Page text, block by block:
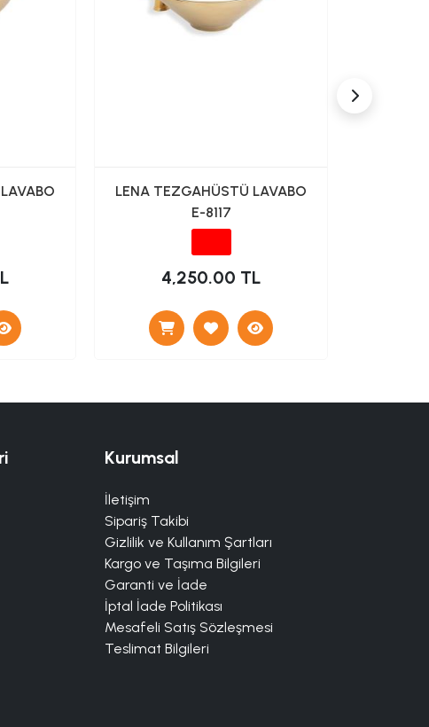
LENA TEZGAHÜSTÜ LAVABO
E-8117
4,250.00 TL
Kurumsal
İletişim
Sipariş Takibi
Gizlilik ve Kullanım Şartları
Kargo ve Taşıma Bilgileri
Garanti ve İade
İptal İade Politikası
Mesafeli Satış Sözleşmesi
Teslimat Bilgileri